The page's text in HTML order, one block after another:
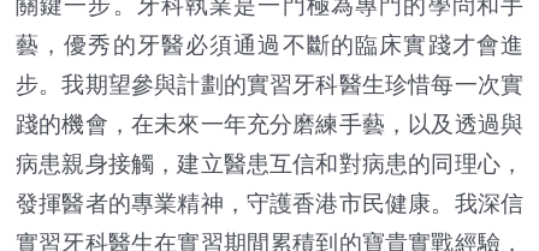
關鍵一步。牙科執業是一門極為專門的學問和手
藝，優秀的牙醫必須通過不斷的臨床實踐才會進
步。我期望參與計劃的實習牙科醫生珍惜每一次實
踐的機會，在未來一年充分磨練手藝，以及透過與
病患親身接觸，建立醫患互信和對病患的同理心，
發揮醫者的專業精神，守護香港市民健康。我深信
實習牙科醫生在實習期間累積到的寶貴實戰經驗，